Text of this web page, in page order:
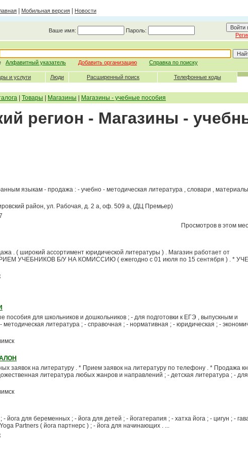
Мобильная версия Новости
Ваше имя: Пароль:
Алфавитный указатель Добавить организацию Справка по поиску
и услуги Люди Расширенный поиск Телефонные коды
Товары Магазины Магазины - учебные пособия
регион - Магазины -
языкам - продажа : - учебно - методическая литература , словари ,
район, ул. Рабочая, д. 2 а, оф. 509 а, (ДЦ Премьер)
Просмотров в этом
. ( широкий ассортимент юридической литературы ) . Магазин работает от
УЧЕБНИКОВ Б/У НА КОМИССИЮ ( ежегодно с 01 июля по 15 сентября ) . *
пособия для школьников и дошкольников ; - для подготовки к ЕГЭ , выпускным и
литература ; - справочная ; - нормативная ; - юридическая ; -
заявок на литературу . * Прием заявок на литературу по телефону . * Продажа
литература любых жанров и направлений ; - детская литература ; - для
йога для беременных ; - йога для детей ; - йогатерапия ; - хатха йога ; - цигун ; -
Partners ( йога партнерс ) ; - йога для начинающих . ...